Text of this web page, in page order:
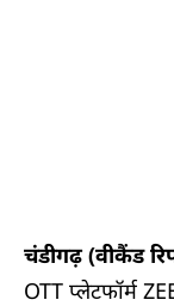
चंडीगढ़ (वीकैंड
OTT प्लेटफॉर्म